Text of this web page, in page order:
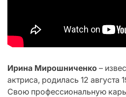
Ирина Мирошниченко –
актриса, родилась 12 августа
Свою профессиональную